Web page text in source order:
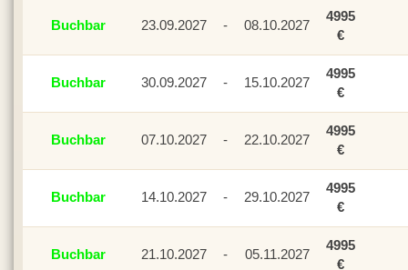
Buchbar 23.09.2027 - 08.10.2027
4995
€
Buchbar 30.09.2027 - 15.10.2027
4995
€
Buchbar 07.10.2027 - 22.10.2027
4995
€
Buchbar 14.10.2027 - 29.10.2027
4995
€
Buchbar 21.10.2027 - 05.11.2027
4995
€